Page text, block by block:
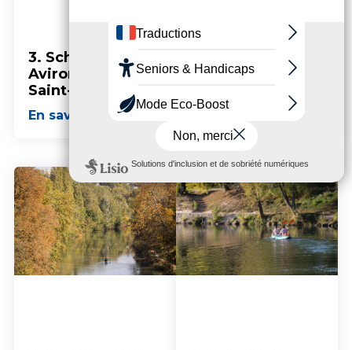
3. Schelcher
Aviron Club de
Saint-Maur
En savoir plus
Nautique du Tour
canoë-kayak -